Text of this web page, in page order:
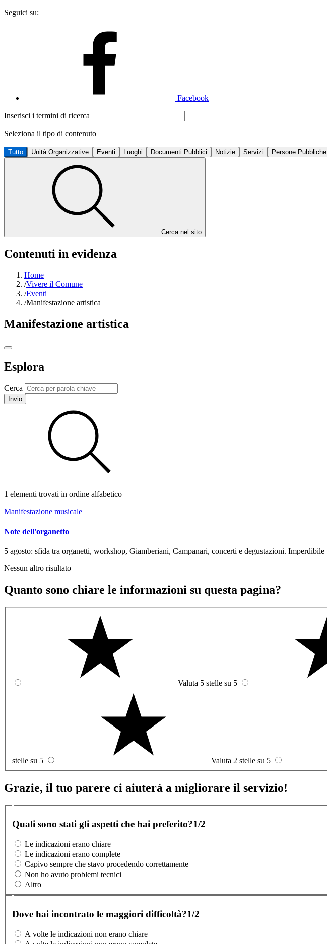
Seguici su:
Facebook
Inserisci i termini di ricerca
Seleziona il tipo di contenuto
Tutto Unità Organizzative Eventi Luoghi Documenti Pubblici Notizie Servizi Persone Pubbliche
Cerca nel sito
Contenuti in evidenza
Home
/Vivere il Comune
/Eventi
/Manifestazione artistica
Manifestazione artistica
Esplora
Cerca
Invio
1 elementi trovati in ordine alfabetico
Manifestazione musicale
Note dell'organetto
5 agosto: sfida tra organetti, workshop, Giamberiani, Campanari, concerti e degustazioni. Imperdibile
Nessun altro risultato
Quanto sono chiare le informazioni su questa pagina?
Valuta 5 stelle su 5
stelle su 5 Valuta 2 stelle su 5
Grazie, il tuo parere ci aiuterà a migliorare il servizio!
Quali sono stati gli aspetti che hai preferito?1/2
Le indicazioni erano chiare
Le indicazioni erano complete
Capivo sempre che stavo procedendo correttamente
Non ho avuto problemi tecnici
Altro
Dove hai incontrato le maggiori difficoltà?1/2
A volte le indicazioni non erano chiare